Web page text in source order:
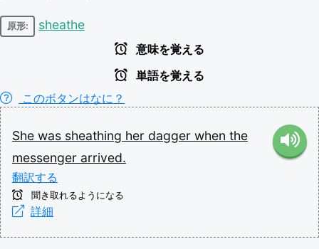
原形: sheathe
意味を覚える
単語を覚える
このボタンはなに？
She was sheathing her dagger when the
messenger arrived.
翻訳する
聞き取れるようになる
詳細